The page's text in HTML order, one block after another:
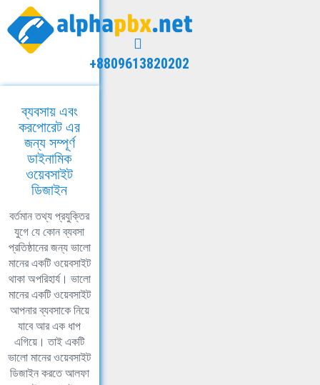
+8809613820202
ব্যবসায় এবং
করপোরেট এর
জন্য সম্পূর্ণ
ডাইনামিক
ওয়েবসাইট
ডিজাইন
বর্তমান তথ্য প্রযুক্তির
যুগে যে কোন ব্যবসা
প্রতিষ্ঠানের জন্য ভালো
মানের একটি ওয়েবসাইট
থাকা অপরিহার্য। ভালো
মানের একটি ওয়েবসাইট
আপনার ব্যবসাকে নিয়ে
যাবে আর এক ধাপ
এগিয়ে। তাই একটি
ভালো মানের ওয়েবসাইট
ডিজাইন করতে আলফা